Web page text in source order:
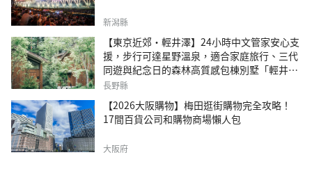
新潟縣
【東京近郊・輕井澤】24小時中文管家安心支
援，步行可達星野溫泉，適合家庭旅行、三代
同遊與紀念日的森林高質感包棟別墅「輕井澤
森四季VILLA」
長野縣
【2026大阪購物】梅田逛街購物完全攻略！
17間百貨公司和購物商場懶人包
大阪府